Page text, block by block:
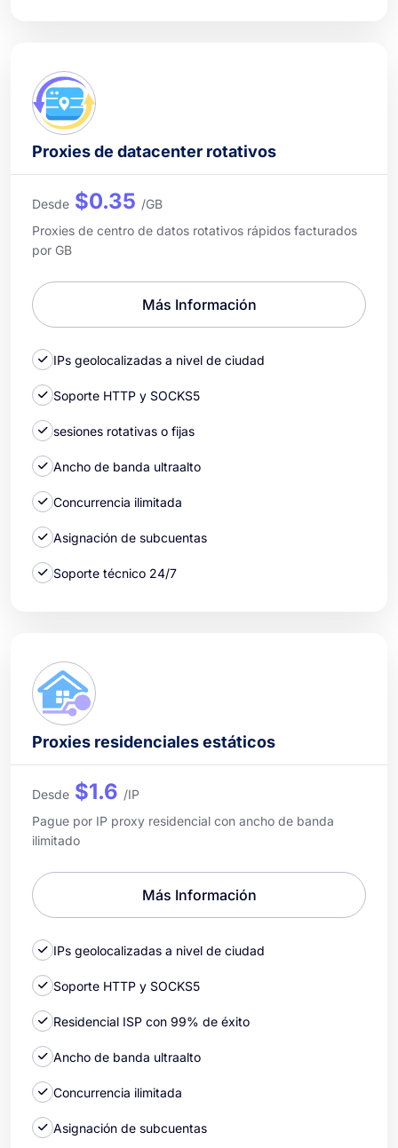
Proxies de datacenter rotativos
Desde $0.35 /GB
Proxies de centro de datos rotativos rápidos facturados
por GB
Más Información
IPs geolocalizadas a nivel de ciudad
Soporte HTTP y SOCKS5
sesiones rotativas o fijas
Ancho de banda ultraalto
Concurrencia ilimitada
Asignación de subcuentas
Soporte técnico 24/7
Proxies residenciales estáticos
Desde $1.6 /IP
Pague por IP proxy residencial con ancho de banda
ilimitado
Más Información
IPs geolocalizadas a nivel de ciudad
Soporte HTTP y SOCKS5
Residencial ISP con 99% de éxito
Ancho de banda ultraalto
Concurrencia ilimitada
Asignación de subcuentas